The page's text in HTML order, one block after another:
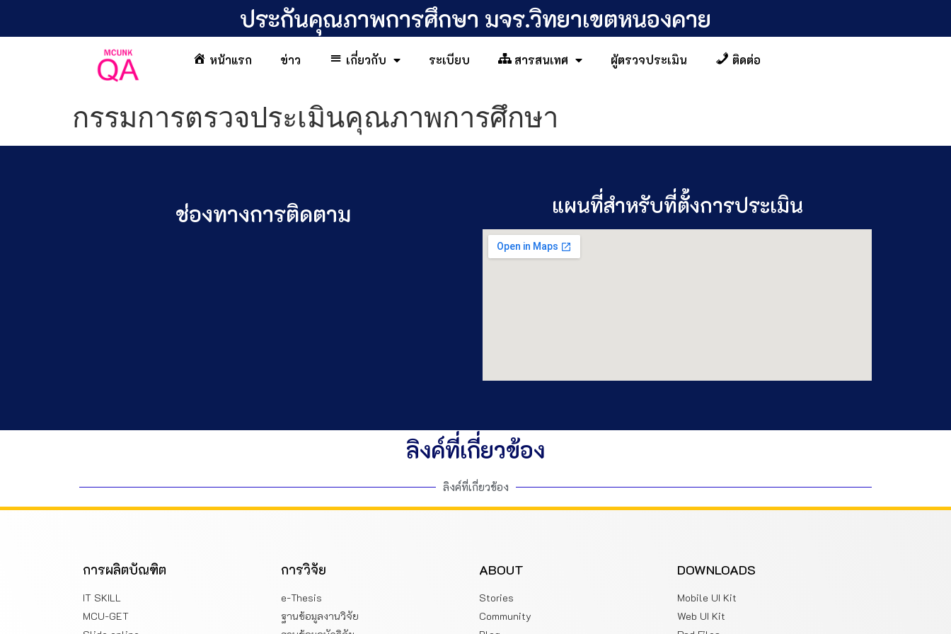
ประกันคุณภาพการศึกษา มจร.วิทยาเขตหนองคาย
หน้าแรก ข่าว เกี่ยวกับ ระเบียบ สารสนเทศ ผู้ตรวจประเมิน ติดต่อ
กรรมการตรวจประเมินคุณภาพการศึกษา
ช่องทางการติดตาม แผนที่สำหรับที่ตั้งการประเมิน
ลิงค์ที่เกี่ยวข้อง
ลิงค์ที่เกี่ยวข้อง
การผลิตบัณฑิต
IT SKILL
MCU-GET
การวิจัย
e-Thesis
ฐานข้อมูลงานวิจัย
ABOUT
Stories
Community
DOWNLOADS
Mobile UI Kit
Web UI Kit